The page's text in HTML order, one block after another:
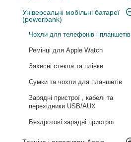
Універсальні мобільні батареї
(powerbank)
Чохли для телефонів і планшетів
Ремінці для Apple Watch
Захисні стекла та плівки
Сумки та чохли для планшетів
Зарядні пристрої , кабелі та
перехідники USB/AUX
Бездротові зарядні пристрої